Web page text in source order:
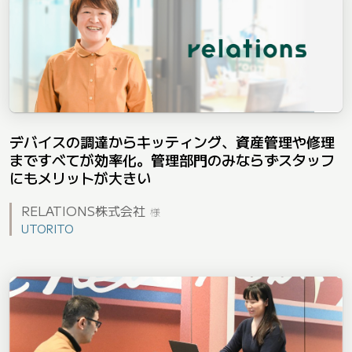
デバイスの調達からキッティング、資産管理や修理
まですべてが効率化。管理部門のみならずスタッフ
にもメリットが大きい
RELATIONS株式会社 様
UTORITO